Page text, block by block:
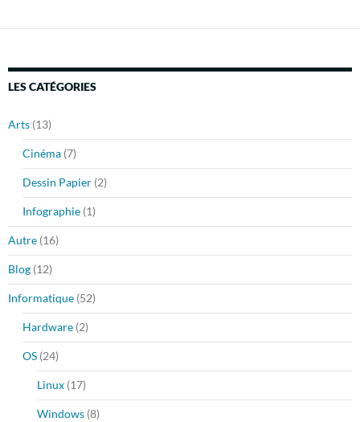
LES CATÉGORIES
Arts (13)
Cinéma (7)
Dessin Papier (2)
Infographie (1)
Autre (16)
Blog (12)
Informatique (52)
Hardware (2)
OS (24)
Linux (17)
Windows (8)